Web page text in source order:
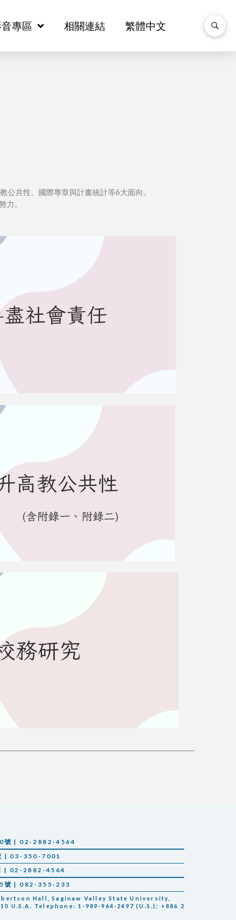
專區 相關連結 繁體中文
專區 相關連結 繁體中文
共性、國際專章與計畫統計等6大面向。
力。
號 | 02-2882-4564
| 03-350-7001
| 02-2882-4564
號 | 082-355-233
Hall, Saginaw Valley State University,
U.S.A. Telephone: 1-989-964-2497 (U.S.); +886 2